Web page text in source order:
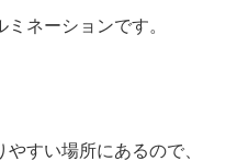
ネーションです。
すい場所にあるので、